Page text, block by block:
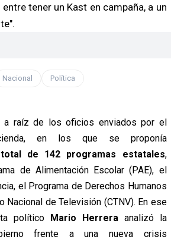
tener un Kast en campaña, a un
Nacional Política
a raíz de los oficios enviados por el
en los que se proponía
total de 142 programas estatales,
de Alimentación Escolar (PAE), el
el Programa de Derechos Humanos
Nacional de Televisión (CTNV). En ese
político Mario Herrera analizó la
frente a una nueva crisis